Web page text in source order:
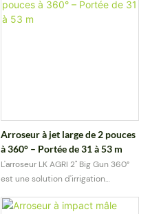
Arroseur à jet large de 2 pouces
à 360° – Portée de 31 à 53 m
L'arroseur LK AGRI 2" Big Gun 360°
est une solution d'irrigation
surfaces, conçue pour les